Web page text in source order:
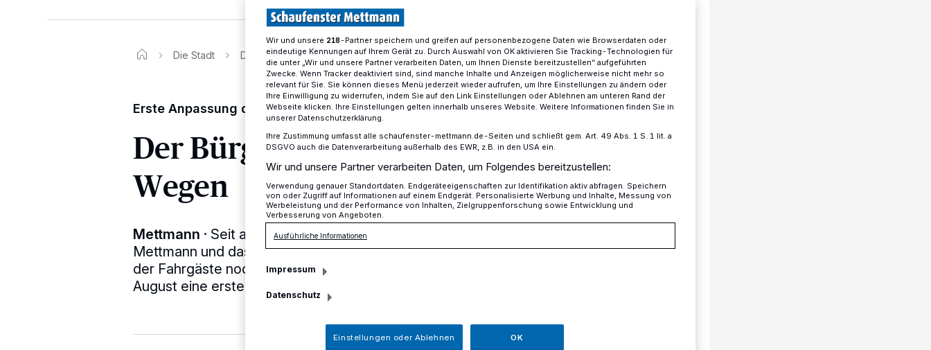
Die Stadt Der Bürgerbus auf neuen Wegen - Erste Anpassung der Route
Erste Anpassung der Route
Der Bürgerbus auf neuen
Wegen
Mettmann · Seit anderthalb Jahren rollt der Bürgerbus durch
Mettmann und das mit steigender Beliebtheit. Um den Bedürfnissen
der Fahrgäste noch besser gerecht zu werden, gibt es nun ab Ende
August eine erste Anpassung der Route.
Wir und unsere 218-Partner speichern und greifen auf personenbezogene Daten wie Browserdaten oder
eindeutige Kennungen auf Ihrem Gerät zu. Durch Auswahl von OK aktivieren Sie Tracking-Technologien für
die unter „Wir und unsere Partner verarbeiten Daten, um Ihnen Dienste bereitzustellen“ aufgeführten
Zwecke. Wenn Tracker deaktiviert sind, sind manche Inhalte und Anzeigen möglicherweise nicht mehr so
relevant für Sie. Sie können dieses Menü jederzeit wieder aufrufen, um Ihre Einstellungen zu ändern oder
Ihre Einwilligung zu widerrufen, indem Sie auf den Link Einstellungen oder Ablehnen am unteren Rand der
Webseite klicken. Ihre Einstellungen gelten innerhalb unseres Website. Weitere Informationen finden Sie in
unserer Datenschutzerklärung.
Ihre Zustimmung umfasst alle schaufenster-mettmann.de-Seiten und schließt gem. Art. 49 Abs. 1 S. 1 lit. a
DSGVO auch die Datenverarbeitung außerhalb des EWR, z.B. in den USA ein.
Wir und unsere Partner verarbeiten Daten, um Folgendes bereitzustellen:
Verwendung genauer Standortdaten. Endgeräteeigenschaften zur Identifikation aktiv abfragen. Speichern
von oder Zugriff auf Informationen auf einem Endgerät. Personalisierte Werbung und Inhalte, Messung von
Werbeleistung und der Performance von Inhalten, Zielgruppenforschung sowie Entwicklung und
Verbesserung von Angeboten.
Ausführliche Informationen
Impressum
Datenschutz
Einstellungen oder Ablehnen OK